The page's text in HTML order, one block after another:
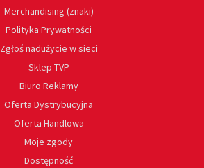
Merchandising (znaki)
Polityka Prywatności
Zgłoś nadużycie w sieci
Sklep TVP
Biuro Reklamy
Oferta Dystrybucyjna
Oferta Handlowa
Moje zgody
Dostępność